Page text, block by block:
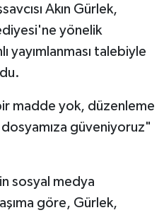
Akın Gürlek,
yönelik
yayımlanması talebiyle
madde yok, düzenleme
güveniyoruz"
sosyal medya
göre, Gürlek,